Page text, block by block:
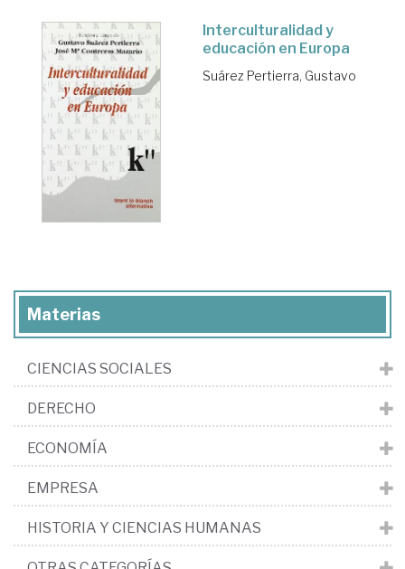
Interculturalidad y
educación en Europa
Suárez Pertierra, Gustavo
Materias
CIENCIAS SOCIALES
DERECHO
ECONOMÍA
EMPRESA
HISTORIA Y CIENCIAS HUMANAS